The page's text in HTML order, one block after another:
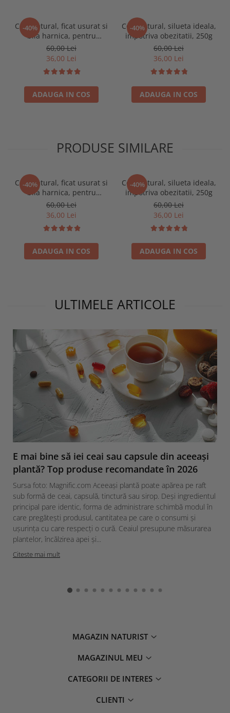
-40%
Ceai natural, ficat usurat si
bila harnica, pentru
afectiuni hepato-biliare,
250g
60,00 Lei
36,00 Lei
ADAUGA IN COS
-40%
Ceai natural, silueta ideala,
impotriva obezitatii, 250g
60,00 Lei
36,00 Lei
ADAUGA IN COS
PRODUSE SIMILARE
-40%
Ceai natural, ficat usurat si
bila harnica, pentru
afectiuni hepato-biliare,
250g
60,00 Lei
36,00 Lei
ADAUGA IN COS
-40%
Ceai natural, silueta ideala,
impotriva obezitatii, 250g
60,00 Lei
36,00 Lei
ADAUGA IN COS
ULTIMELE ARTICOLE
E mai bine să iei ceai sau capsule din aceeași
plantă? Top produse recomandate în 2026
Sursa foto: Magnific.com Aceeași plantă poate apărea pe raft
sub formă de ceai, capsulă, tinctură sau sirop. Deși ingredientul
principal pare identic, forma de administrare schimbă modul în
care pregătești produsul, cantitatea pe care o consumi și
ușurința cu care respecți o cură. Ceaiul presupune măsurarea
plantelor, încălzirea apei și...
Citeste mai mult
MAGAZIN NATURIST
MAGAZINUL MEU
CATEGORII DE INTERES
CLIENTI